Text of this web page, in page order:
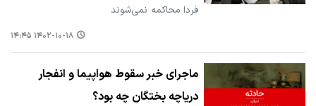
فردا محاکمه نمی‌شوند
۱۴۰۲-۱۰-۱۸ ۱۴:۴۵
ماجرای خبر سقوط‌ هواپیما و انفجار
دریاچه بختگان چه بود؟